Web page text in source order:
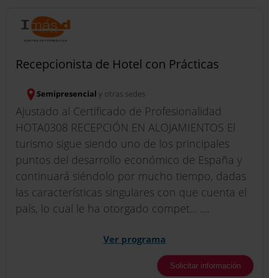
Recepcionista de Hotel con Prácticas
Semipresencial y otras sedes
Ajustado al Certificado de Profesionalidad
HOTA0308 RECEPCIÓN EN ALOJAMIENTOS El
turismo sigue siendo uno de los principales
puntos del desarrollo económico de España y
continuará siéndolo por mucho tiempo, dadas
las características singulares con que cuenta el
país, lo cual le ha otorgado compet... ....
Ver programa
Solicitar información